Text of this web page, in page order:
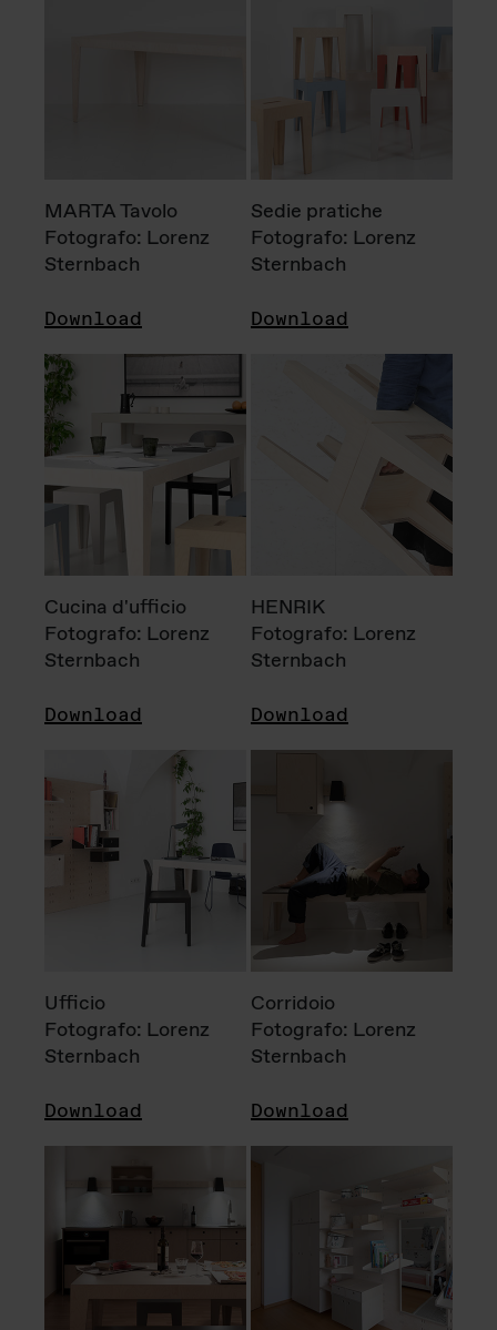
MARTA Tavolo
Fotografo: Lorenz
Sternbach
Download
Sedie pratiche
Fotografo: Lorenz
Sternbach
Download
Cucina d'ufficio
Fotografo: Lorenz
Sternbach
Download
HENRIK
Fotografo: Lorenz
Sternbach
Download
Ufficio
Fotografo: Lorenz
Sternbach
Download
Corridoio
Fotografo: Lorenz
Sternbach
Download